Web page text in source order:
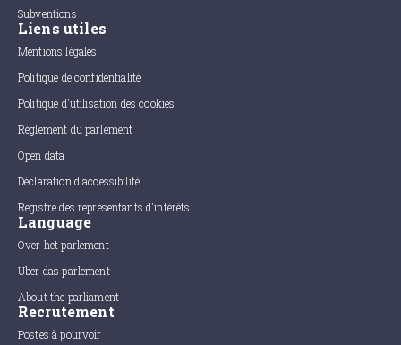
Subventions
Liens utiles
Mentions légales
Politique de confidentialité
Politique d'utilisation des cookies
Règlement du parlement
Open data
Déclaration d'accessibilité
Registre des représentants d'intérêts
Language
Over het parlement
Uber das parlement
About the parliament
Recrutement
Postes à pourvoir